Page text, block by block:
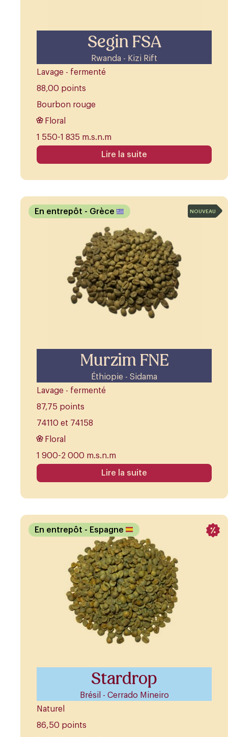
Segin FSA
Rwanda - Kizi Rift
Lavage - fermenté
88,00 points
Bourbon rouge
Floral
1 550-1 835 m.s.n.m
Lire la suite
Murzim FNE
Éthiopie - Sidama
En entrepôt - Grèce
Lavage - fermenté
87,75 points
74110 et 74158
Floral
1 900-2 000 m.s.n.m
NOUVEAU
Lire la suite
Stardrop
Brésil - Cerrado Mineiro
En entrepôt - Espagne
Naturel
86,50 points